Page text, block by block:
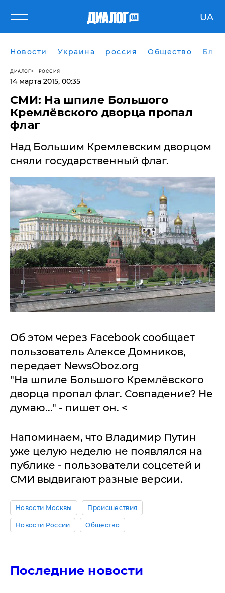
UA
Новости Украина россия Общество
ДИАЛОГ РОССИЯ
14 марта 2015, 00:35
СМИ: На шпиле Большого
Кремлёвского дворца пропал
флаг
Над Большим Кремлевским дворцом
сняли государственный флаг.
Об этом через Facebook сообщает
пользователь Алексе Домников,
передает NewsOboz.org
"На шпиле Большого Кремлёвского
дворца пропал флаг. Совпадение? Не
думаю..." - пишет он. <
Напоминаем, что Владимир Путин
уже целую неделю не появлялся на
публике - пользователи соцсетей и
СМИ выдвигают разные версии.
Новости Москвы Происшествия
Новости России Общество
Последние новости